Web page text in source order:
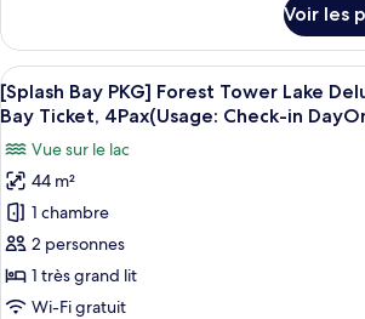
DayOnly)
4
in
DayOnly)
PKG]
Forest
Tower
Business
Deluxe
King
Day
Only)
le
type
de
chambre
[Splash
Bay
PKG]
Forest
Tower
Business
King
(NoView)+SplashBayTicket,4Pax(Usage:CI
Voir les
Afficher
toutes
les
photos
pour
ce
type
de
chambre :
Une
5
[Splash Bay PKG] Forest Tower Lake
Bay Ticket, 4Pax(Usage: Check-in
Vue sur le lac
44 m²
1 chambre
2 personnes
1 très grand lit
Wi-Fi gratuit